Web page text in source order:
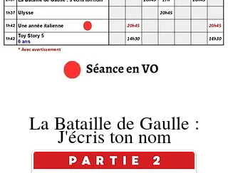
La Bataille de Gaulle :
J'écris ton nom